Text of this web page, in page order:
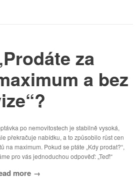
za
a bez
po nemovitostech je stabilně vysoká,
překračuje nabídku, a to způsobilo růst cen
na maximum. Pokud se ptáte „Kdy prodat?“,
pro vás jednoduchou odpověď: „Teď!“
more